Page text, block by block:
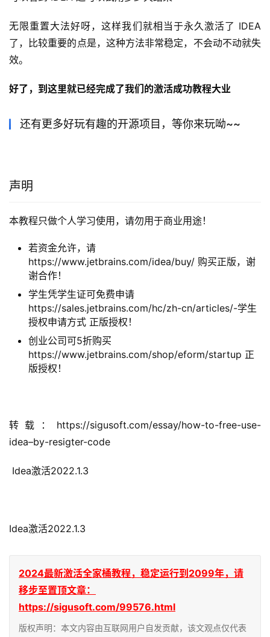
无限重置大法好呀，这样我们就相当于永久激活了 IDEA
了，比较重要的点是，这种方法非常稳定，不会动不动就失
效。
好了，到这里就已经完成了我们的激活成功教程大业
还有更多好玩有趣的开源项目，等你来玩呦~~
声明
本教程只做个人学习使用，请勿用于商业用途！
若资金允许，请
https://www.jetbrains.com/idea/buy/ 购买正版，谢
谢合作！
学生凭学生证可免费申请
https://sales.jetbrains.com/hc/zh-cn/articles/-学生
授权申请方式 正版授权！
创业公司可5折购买
https://www.jetbrains.com/shop/eform/startup 正
版授权！
转载：https://sigusoft.com/essay/how-to-free-use-
idea–by-resigter-code
Idea激活2022.1.3
Idea激活2022.1.3
2024最新激活全家桶教程，稳定运行到2099年，请
移步至置顶文章：
https://sigusoft.com/99576.html
版权声明：本文内容由互联网用户自发贡献，该文观点仅代表